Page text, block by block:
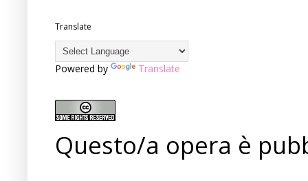
Translate
Powered by Translate
Questo/a opera è